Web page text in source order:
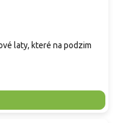
laty, které na podzim